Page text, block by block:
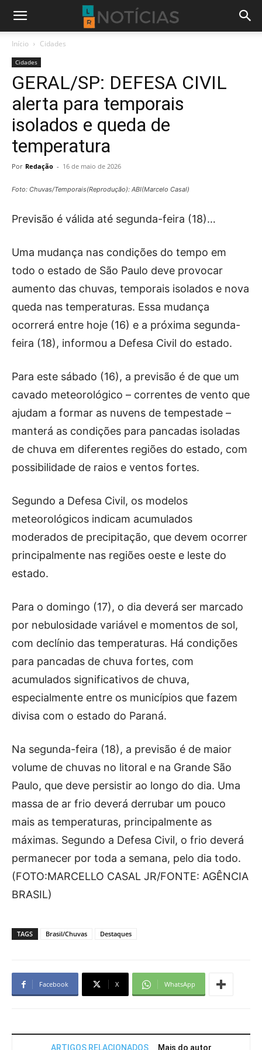
Início Cidades
Cidades
GERAL/SP: DEFESA CIVIL
alerta para temporais
isolados e queda de
temperatura
Por Redação - 16 de maio de 2026
Foto: Chuvas/Temporais(Reprodução): ABI(Marcelo Casal)
Previsão é válida até segunda-feira (18)…
Uma mudança nas condições do tempo em
todo o estado de São Paulo deve provocar
aumento das chuvas, temporais isolados e nova
queda nas temperaturas. Essa mudança
ocorrerá entre hoje (16) e a próxima segunda-
feira (18), informou a Defesa Civil do estado.
Para este sábado (16), a previsão é de que um
cavado meteorológico – correntes de vento que
ajudam a formar as nuvens de tempestade –
manterá as condições para pancadas isoladas
de chuva em diferentes regiões do estado, com
possibilidade de raios e ventos fortes.
Segundo a Defesa Civil, os modelos
meteorológicos indicam acumulados
moderados de precipitação, que devem ocorrer
principalmente nas regiões oeste e leste do
estado.
Para o domingo (17), o dia deverá ser marcado
por nebulosidade variável e momentos de sol,
com declínio das temperaturas. Há condições
para pancadas de chuva fortes, com
acumulados significativos de chuva,
especialmente entre os municípios que fazem
divisa com o estado do Paraná.
Na segunda-feira (18), a previsão é de maior
volume de chuvas no litoral e na Grande São
Paulo, que deve persistir ao longo do dia. Uma
massa de ar frio deverá derrubar um pouco
mais as temperaturas, principalmente as
máximas. Segundo a Defesa Civil, o frio deverá
permanecer por toda a semana, pelo dia todo.
(FOTO:MARCELLO CASAL JR/FONTE: AGÊNCIA
BRASIL)
TAGS Brasil/Chuvas Destaques
Facebook X WhatsApp
ARTIGOS RELACIONADOS Mais do autor